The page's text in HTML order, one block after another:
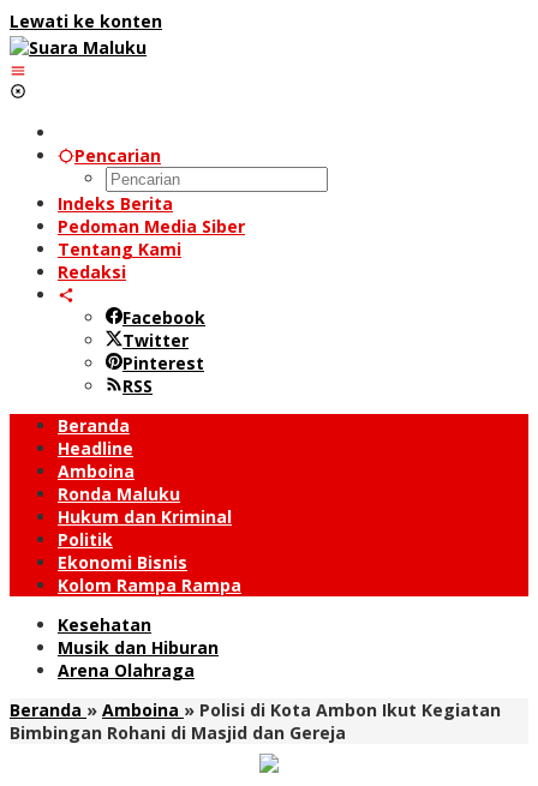
Lewati ke konten
Pencarian
Indeks Berita
Pedoman Media Siber
Tentang Kami
Redaksi
Facebook
Twitter
Pinterest
RSS
Beranda
Headline
Amboina
Ronda Maluku
Hukum dan Kriminal
Politik
Ekonomi Bisnis
Kolom Rampa Rampa
Kesehatan
Musik dan Hiburan
Arena Olahraga
Beranda » Amboina » Polisi di Kota Ambon Ikut Kegiatan
Bimbingan Rohani di Masjid dan Gereja